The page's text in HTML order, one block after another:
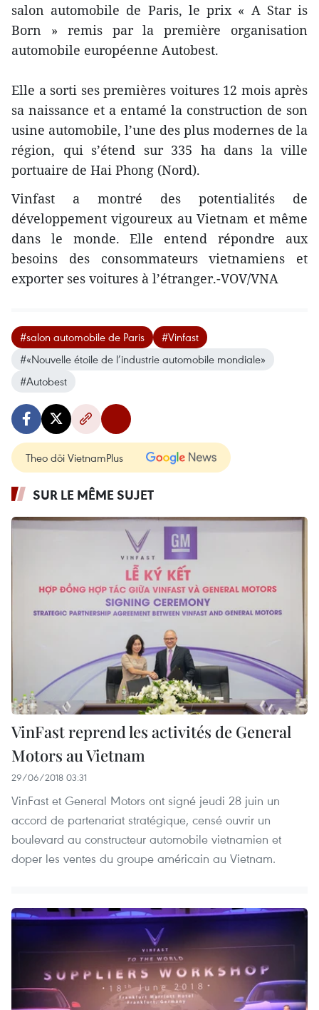
salon automobile de Paris, le prix « A Star is
Born » remis par la première organisation
automobile européenne Autobest.
Elle a sorti ses premières voitures 12 mois après
sa naissance et a entamé la construction de son
usine automobile, l’une des plus modernes de la
région, qui s’étend sur 335 ha dans la ville
portuaire de Hai Phong (Nord).
Vinfast a montré des potentialités de
développement vigoureux au Vietnam et même
dans le monde. Elle entend répondre aux
besoins des consommateurs vietnamiens et
exporter ses voitures à l’étranger.-VOV/VNA
#salon automobile de Paris
#Vinfast
#«Nouvelle étoile de l’industrie automobile mondiale»
#Autobest
Theo dõi VietnamPlus
SUR LE MÊME SUJET
VinFast reprend les activités de General
Motors au Vietnam
29/06/2018 03:31
VinFast et General Motors ont signé jeudi 28 juin un
accord de partenariat stratégique, censé ouvrir un
boulevard au constructeur automobile vietnamien et
doper les ventes du groupe américain au Vietnam.